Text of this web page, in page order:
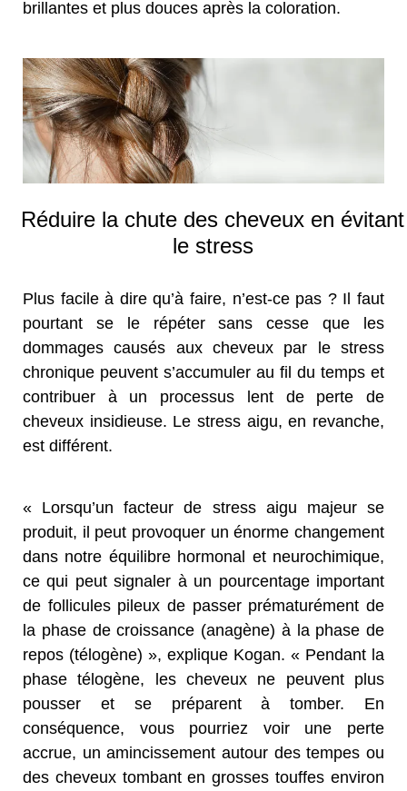
brillantes et plus douces après la coloration.
Réduire la chute des cheveux en évitant
le stress
Plus facile à dire qu’à faire, n’est-ce pas ? Il faut
pourtant se le répéter sans cesse que les
dommages causés aux cheveux par le stress
chronique peuvent s’accumuler au fil du temps et
contribuer à un processus lent de perte de
cheveux insidieuse. Le stress aigu, en revanche,
est différent.
« Lorsqu’un facteur de stress aigu majeur se
produit, il peut provoquer un énorme changement
dans notre équilibre hormonal et neurochimique,
ce qui peut signaler à un pourcentage important
de follicules pileux de passer prématurément de
la phase de croissance (anagène) à la phase de
repos (télogène) », explique Kogan. « Pendant la
phase télogène, les cheveux ne peuvent plus
pousser et se préparent à tomber. En
conséquence, vous pourriez voir une perte
accrue, un amincissement autour des tempes ou
des cheveux tombant en grosses touffes environ